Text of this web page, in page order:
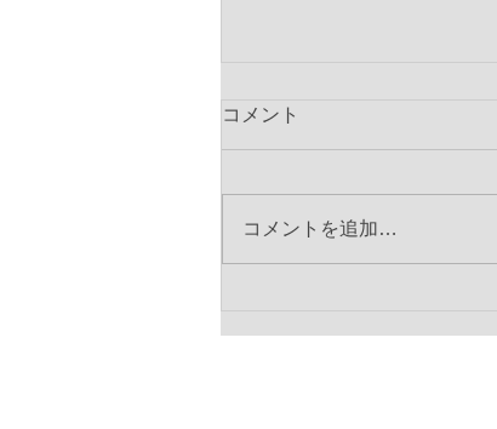
せ
コメント
コメントを追加…